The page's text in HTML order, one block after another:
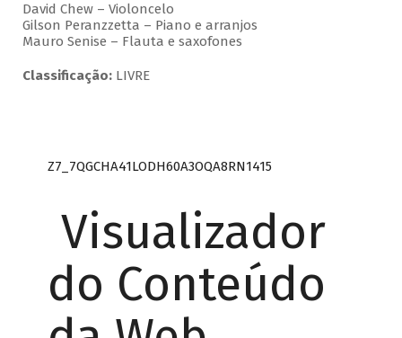
David Chew – Violoncelo
Gilson Peranzzetta – Piano e arranjos
Mauro Senise – Flauta e saxofones
Classificação:LIVRE
Z7_7QGCHA41LODH60A3OQA8RN1415
Visualizador
do Conteúdo